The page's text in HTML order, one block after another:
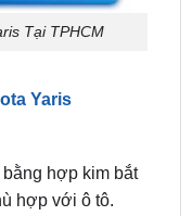
Yaris
hợp với ô tô.
ngang và mái